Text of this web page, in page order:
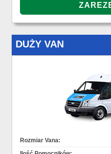
DUŻY VAN
Rozmiar Vana: